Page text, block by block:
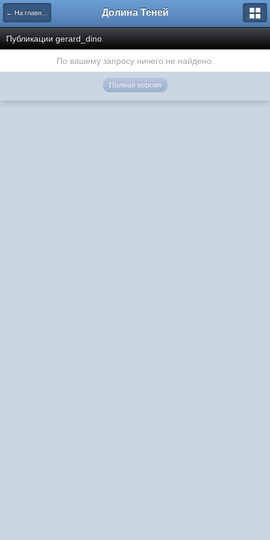
← На главную Долина Теней
Публикации gerard_dino
По вашему запросу ничего не найдено.
Полная версия